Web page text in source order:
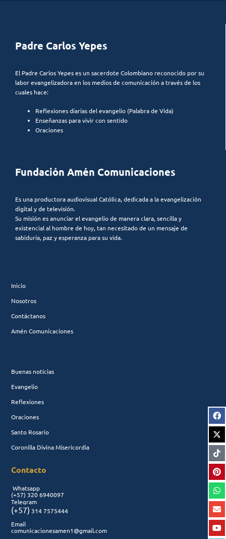
Padre Carlos Yepes
El Padre Carlos Yepes es un sacerdote Colombiano reconocido por su
labor evangelizadora en los medios de comunicación a través de los
cuales hace:
Reflexiones diarias del evangelio (Palabra de Vida)
Enseñanzas para vivir con sentido
Oraciones
Fundación Amén Comunicaciones
Es una productora audiovisual Católica, dedicada a la evangelización
digital y de televisión.
Su misión es anunciar el evangelio de manera clara, sencilla y
existencial al hombre de hoy, tan necesitado de un mensaje de
sabiduría, paz y esperanza para su vida.
Inicio
Nosotros
Contáctanos
Amén Comunicaciones
Buenas noticias
Evangelio
Reflexiones
Oraciones
Santo Rosario
Coronilla Divina Misericordia
Contacto
Whatsapp
(+57) 320 6940097
Telegram
(+57) 314 7575444
Email
comunicacionesamen1@gmail.com